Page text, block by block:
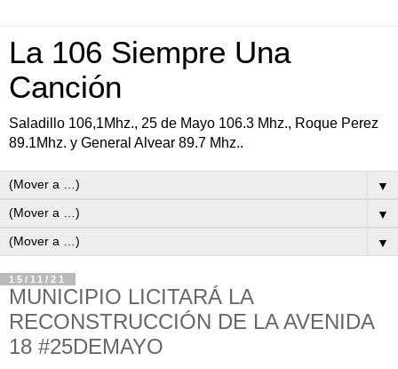
La 106 Siempre Una
Canción
Saladillo 106,1Mhz., 25 de Mayo 106.3 Mhz., Roque Perez
89.1Mhz. y General Alvear 89.7 Mhz..
▼
▼
▼
15/11/21
MUNICIPIO LICITARÁ LA
RECONSTRUCCIÓN DE LA AVENIDA
18 #25DEMAYO